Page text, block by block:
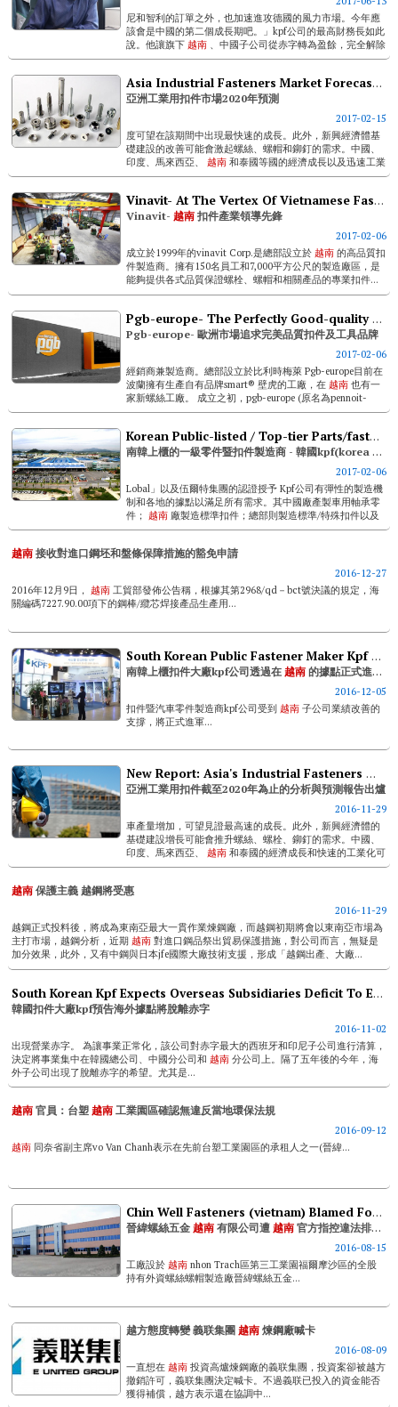
尼和智利的訂單之外，也加速進攻德國的風力市場。今年應
該會是中國的第二個成長期吧。」kpf公司的最高財務長如此
說。他讓旗下 越南
、中國子公司從赤字轉為盈餘，完全解除
了股價的風險，並整頓了表現不良的海外子公司。「接下來
Asia Industrial Fasteners Market Forecast 2020
亞洲工業用扣件市場2020年預測
2017-02-15
度可望在該期間中出現最快速的成長。此外，新興經濟體基
礎建設的改善可能會激起螺絲、螺帽和鉚釘的需求。中國、
印度、馬來西亞、
越南和泰國等國的經濟成長以及迅速工業
化可望刺激建築業的投資，皆會擴大工業用扣件的市場。...
Vinavit- At The Vertex Of Vietnamese Fastener Industry
Vinavit-越南扣件產業領導先鋒
2017-02-06
成立於1999年的vinavit Corp.是總部設立於 越南的高品質扣
件製造商。擁有150名員工和7,000平方公尺的製造廠區，是
能夠提供各式品質保證螺栓、螺帽和相關產品的專業扣件...
Pgb-europe- The Perfectly Good-quality Brand In European Market
Pgb-europe- 歐洲市場追求完美品質扣件及工具品牌
2017-02-06
經銷商兼製造商。總部設立於比利時梅萊 Pgb-europe目前在
波蘭擁有生產自有品牌smart® 壁虎的工廠，在 越南也有一
家新螺絲工廠。 成立之初，pgb-europe (原名為pennoit-
grootaert Bolts)在扣件產...
Korean Public-listed / Top-tier Parts/fastener Maker - Korea Parts & Fasteners (kpf)
南韓上櫃的一級零件暨扣件製造商 - 韓國kpf(korea Parts & Fasteners)公司
2017-02-06
Lobal」以及伍爾特集團的認證授予 Kpf公司有彈性的製造機
制和各地的據點以滿足所有需求。其中國廠產製車用軸承零
件； 越南 廠製造標準扣件；總部則製造標準/特殊扣件以及
軸承零件。該公司銷售專員jinsuk Mun先生在專訪中提到：
越南接收對進口鋼坯和盤條保障措施的豁免申請
2016-12-27
2016年12月9日， 越南工貿部發佈公告稱，根據其第2968/qd－bct號決議的規定，海
關編碼7227.90.00項下的鋼棒/纜芯焊接產品生產用...
South Korean Public Fastener Maker Kpf Officially Taps Into Southeast Asia Via Its Subsidiary In Vietnam
南韓上櫃扣件大廠kpf公司透過在越南的據點正式進軍東南亞市場
2016-12-05
扣件暨汽車零件製造商kpf公司受到 越南子公司業績改善的
支撐，將正式進軍...
New Report: Asia's Industrial Fasteners Market Analysis And Forecast By 2020
亞洲工業用扣件截至2020年為止的分析與預測報告出爐
2016-11-29
車產量增加，可望見證最高速的成長。此外，新興經濟體的
基礎建設增長可能會推升螺絲、螺栓、鉚釘的需求。中國、
印度、馬來西亞、
越南和泰國的經濟成長和快速的工業化可
望刺激建設的投資，這可能得以補足工業用扣件的市場。汽
越南保護主義 越鋼將受惠
2016-11-29
越鋼正式投料後，將成為東南亞最大一貫作業煉鋼廠，而越鋼初期將會以東南亞市場為
主打市場，越鋼分析，近期 越南對進口鋼品祭出貿易保護措施，對公司而言，無疑是
加分效果，此外，又有中鋼與日本jfe國際大廠技術支援，形成「越鋼出產、大廠...
South Korean Kpf Expects Overseas Subsidiaries Deficit To End Soon
韓國扣件大廠kpf預告海外據點將脫離赤字
2016-11-02
出現營業赤字。 為讓事業正常化，該公司對赤字最大的西班牙和印尼子公司進行清算，
決定將事業集中在韓國總公司、中國分公司和 越南分公司上。隔了五年後的今年，海
外子公司出現了脫離赤字的希望。尤其是...
越南官員：台塑越南工業園區確認無違反當地環保法規
2016-09-12
越南 同奈省副主席vo Van Chanh表示在先前台塑工業園區的承租人之一(晉緯...
Chin Well Fasteners (vietnam) Blamed For Illegal Waste Release
晉緯螺絲五金越南有限公司遭越南官方指控違法排放廢棄物
2016-08-15
工廠設於 越南nhon Trach區第三工業園福爾摩沙區的全股
持有外資螺絲螺帽製造廠晉緯螺絲五金...
越方態度轉變 義联集團越南煉鋼廠喊卡
2016-08-09
一直想在 越南投資高爐煉鋼廠的義联集團，投資案卻被越方
撤銷許可，義联集團決定喊卡。不過義联已投入的資金能否
獲得補償，越方表示還在協調中...